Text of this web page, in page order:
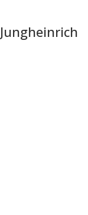
Jungheinrich